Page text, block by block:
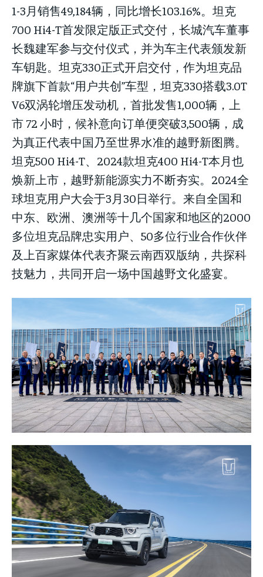
1-3月销售49,184辆，同比增长103.16%。坦克
700 Hi4-T首发限定版正式交付，长城汽车董事
长魏建军参与交付仪式，并为车主代表颁发新
车钥匙。坦克330正式开启交付，作为坦克品
牌旗下首款“用户共创”车型，坦克330搭载3.0T
V6双涡轮增压发动机，首批发售1,000辆，上
市 72 小时，候补意向订单便突破3,500辆，成
为真正代表中国乃至世界水准的越野新图腾。
坦克500 Hi4-T、2024款坦克400 Hi4-T本月也
焕新上市，越野新能源实力不断夯实。2024全
球坦克用户大会于3月30日举行。来自全国和
中东、欧洲、澳洲等十几个国家和地区的2000
多位坦克品牌忠实用户、50多位行业合作伙伴
及上百家媒体代表齐聚云南西双版纳，共探科
技魅力，共同开启一场中国越野文化盛宴。